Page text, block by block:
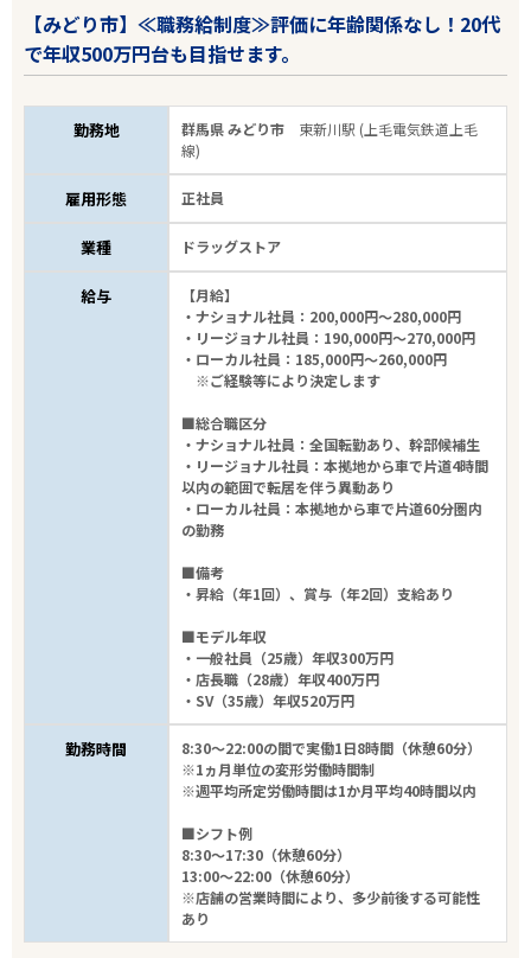
【みどり市】≪職務給制度≫評価に年齢関係なし！20代
で年収500万円台も目指せます。
勤務地 群馬県 みどり市 東新川駅 (上毛電気鉄道上毛
線)
雇用形態 正社員
業種 ドラッグストア
給与
【月給】
・ナショナル社員：200,000円～280,000円
・リージョナル社員：190,000円～270,000円
・ローカル社員：185,000円～260,000円
※ご経験等により決定します
■総合職区分
・ナショナル社員：全国転勤あり、幹部候補生
・リージョナル社員：本拠地から車で片道4時間
以内の範囲で転居を伴う異動あり
・ローカル社員：本拠地から車で片道60分圏内
の勤務
■備考
・昇給（年1回）、賞与（年2回）支給あり
■モデル年収
・一般社員（25歳）年収300万円
・店長職（28歳）年収400万円
・SV（35歳）年収520万円
勤務時間
8:30～22:00の間で実働1日8時間（休憩60分）
※1ヵ月単位の変形労働時間制
※週平均所定労働時間は1か月平均40時間以内
■シフト例
8:30～17:30（休憩60分）
13:00～22:00（休憩60分）
※店舗の営業時間により、多少前後する可能性
あり